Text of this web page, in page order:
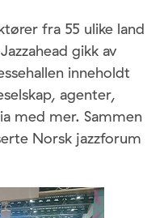
fra 55 ulike land
gikk av
inneholdt
agenter,
med mer. Sammen
Norsk jazzforum